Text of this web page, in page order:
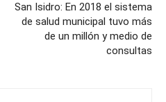
San Isidro: En 2018 el sistema
de salud municipal tuvo más
de un millón y medio de
consultas